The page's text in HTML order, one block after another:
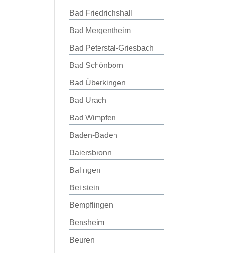
Bad Friedrichshall
Bad Mergentheim
Bad Peterstal-Griesbach
Bad Schönborn
Bad Überkingen
Bad Urach
Bad Wimpfen
Baden-Baden
Baiersbronn
Balingen
Beilstein
Bempflingen
Bensheim
Beuren